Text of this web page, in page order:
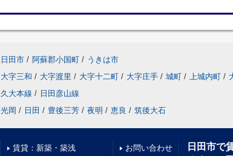
日田市 / 阿蘇郡小国町 / うきは市
大字三和 / 大字渡里 / 大字十二町 / 大字庄手 / 城町 / 上城内町 /
久大本線 / 日田彦山線
光岡 / 日田 / 豊後三芳 / 夜明 / 恵良 / 筑後大石
賃貸：新築・築浅 お問い合わせ
日田市で